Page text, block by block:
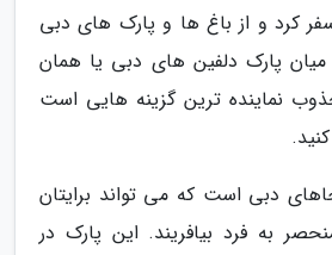
کرد و از باغ ها و پارک های دبی
پارک دلفین های دبی یا همان
نماینده ترین گزینه هایی است
دبی است که می تواند برایتان
به فرد بیافریند. این پارک در